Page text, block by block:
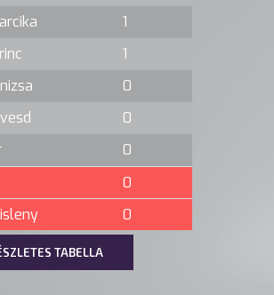
1
1
0
0
0
0
0
TABELLA